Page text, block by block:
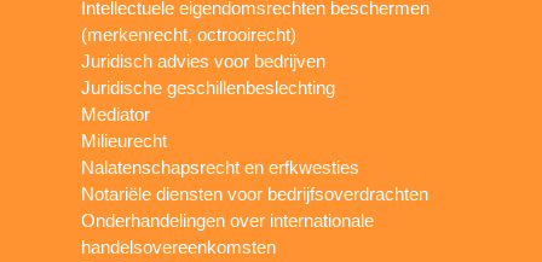
Intellectuele eigendomsrechten beschermen
(merkenrecht, octrooirecht)
Juridisch advies voor bedrijven
Juridische geschillenbeslechting
Mediator
Milieurecht
Nalatenschapsrecht en erfkwesties
Notariële diensten voor bedrijfsoverdrachten
Onderhandelingen over internationale
handelsovereenkomsten